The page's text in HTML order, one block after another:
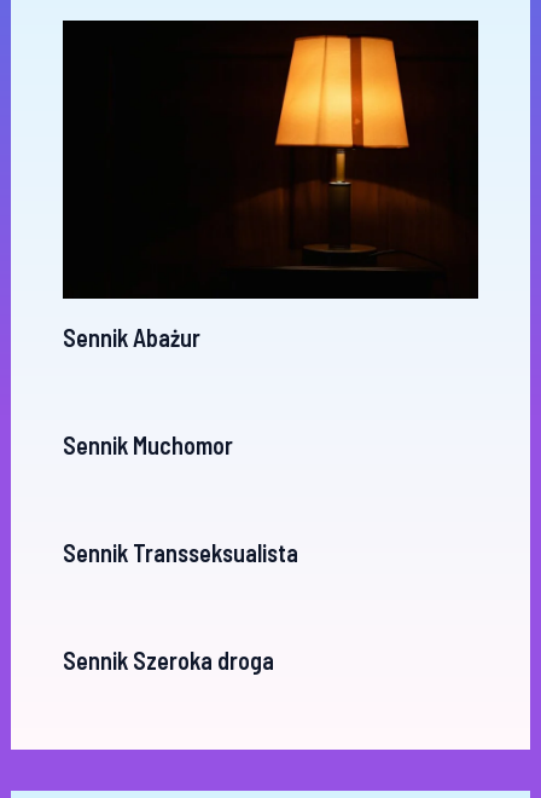
Sennik Abażur
Sennik Muchomor
Sennik Transseksualista
Sennik Szeroka droga